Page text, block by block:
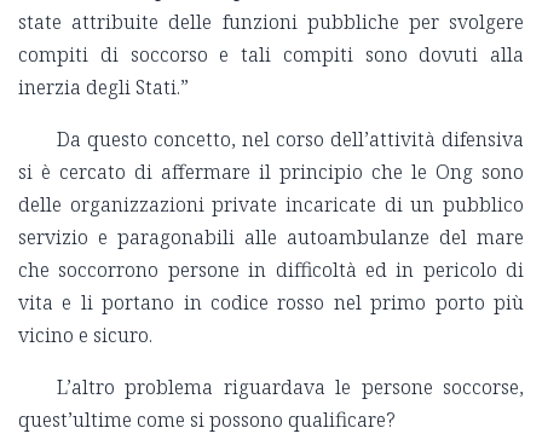
state attribuite delle funzioni pubbliche per svolgere
compiti di soccorso e tali compiti sono dovuti alla
inerzia degli Stati.”
Da questo concetto, nel corso dell’attività difensiva
si è cercato di affermare il principio che le Ong sono
delle organizzazioni private incaricate di un pubblico
servizio e paragonabili alle autoambulanze del mare
che soccorrono persone in difficoltà ed in pericolo di
vita e li portano in codice rosso nel primo porto più
vicino e sicuro.
L’altro problema riguardava le persone soccorse,
quest’ultime come si possono qualificare?